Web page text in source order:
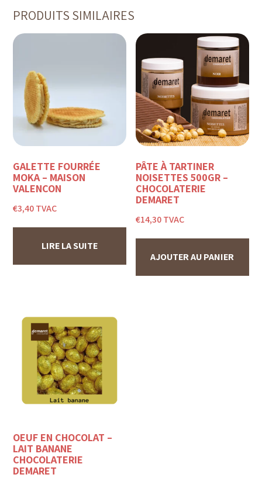
PRODUITS SIMILAIRES
GALETTE FOURRÉE
MOKA – MAISON
VALENÇON
€3,40TVAC
LIRE LA SUITE
PÂTE À TARTINER
NOISETTES 500GR –
CHOCOLATERIE
DEMARET
€14,30TVAC
AJOUTER AU PANIER
OEUF EN CHOCOLAT –
LAIT BANANE
CHOCOLATERIE
DEMARET